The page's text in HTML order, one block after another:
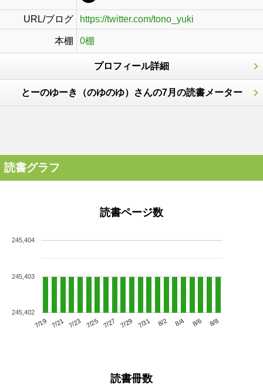
URL/ブログ https://twitter.com/tono_yuki
本棚 0棚
プロフィール詳細
とーのゆーき（のゆのゆ）さんの7月の読書メーター
読書グラフ
読書ページ数
7/19 7/21 7/23 7/25 7/27 7/29 7/31 8/2 8/4 8/6 8/8
245,402
245,403
245,404
読書冊数